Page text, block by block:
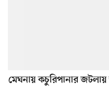
মেঘনায় কচুরিপানার